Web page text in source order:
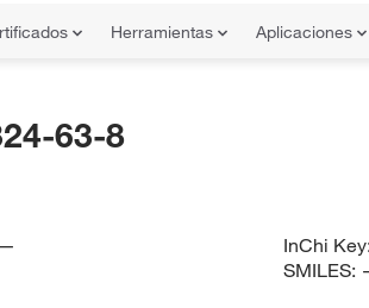
Herramientas Aplicaciones
63-8
—
InChi
SMILES: